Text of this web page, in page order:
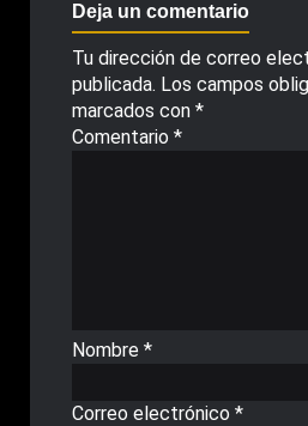
Deja un comentario
Tu dirección de correo
publicada. Los campos
marcados con *
Comentario *
Nombre *
Correo electrónico *